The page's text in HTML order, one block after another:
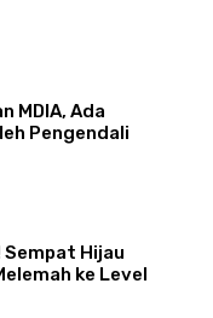
MDIA, Ada
Pengendali
Sempat Hijau
ke Level